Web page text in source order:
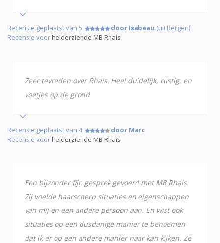
Recensie geplaatst van 5 door Isabeau (uit Bergen)
Recensie voorhelderziende MB Rhais
Zeer tevreden over Rhais. Heel duidelijk, rustig, en
voetjes op de grond
Recensie geplaatst van 4
door Marc
Recensie voorhelderziende MB Rhais
Een bijzonder fijn gesprek gevoerd met MB Rhais.
Zij voelde haarscherp situaties en eigenschappen
van mij en een andere persoon aan. En wist ook
situaties op een dusdanige manier te benoemen
dat ik er op een andere manier naar kan kijken. Ze